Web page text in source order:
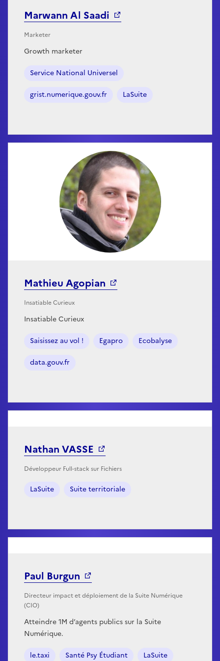
Marwann Al Saadi
Marketer
Growth marketer
Service National Universel
grist.numerique.gouv.fr LaSuite
Mathieu Agopian
Insatiable Curieux
Insatiable Curieux
Saisissez au vol ! Egapro Ecobalyse
data.gouv.fr
Nathan VASSE
Développeur Full-stack sur Fichiers
LaSuite Suite territoriale
Paul Burgun
Directeur impact et déploiement de la Suite Numérique
(CIO)
Atteindre 1M d’agents publics sur la Suite
Numérique.
le.taxi Santé Psy Étudiant LaSuite